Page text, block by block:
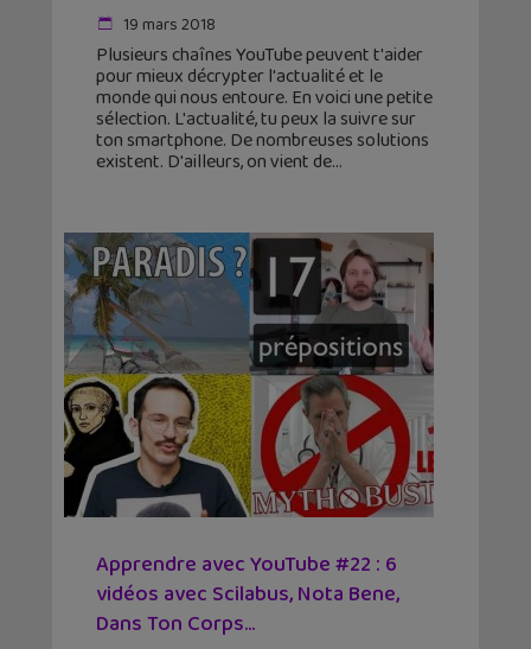
19 mars 2018
Plusieurs chaînes YouTube peuvent t'aider
pour mieux décrypter l'actualité et le
monde qui nous entoure. En voici une petite
sélection. L'actualité, tu peux la suivre sur
ton smartphone. De nombreuses solutions
existent. D'ailleurs, on vient de
Apprendre avec YouTube #22 : 6
vidéos avec Scilabus, Nota Bene,
Dans Ton Corps…